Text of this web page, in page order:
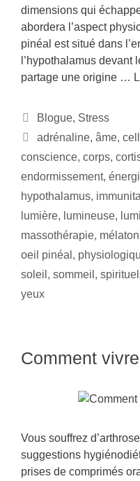
dimensions qui
abordera l’aspect
pinéal est situé dans
l’hypothalamus
partage une origine …
Blogue, Stress
adrénaline, âme,
conscience, corps,
endormissement,
hypothalamus,
lumière, lumineuse,
massothérapie,
oeil pinéal ,
soleil , sommeil ,
yeux
Comment
Vous souffrez
suggestions
prises de comprimés